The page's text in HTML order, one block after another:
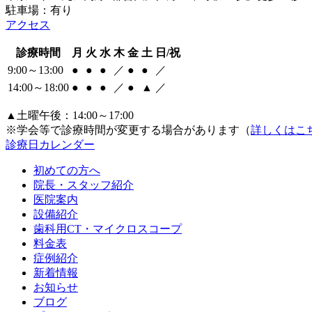
駐車場：有り
アクセス
診療時間 月 火 水 木 金 土 日/祝
9:00～13:00
● ● ● ／ ● ●
／
14:00～18:00 ● ● ● ／ ● ▲ ／
▲土曜午後：14:00～17:00
※学会等で診療時間が変更する場合があります（詳しくはこ
診療日カレンダー
初めての方へ
院長・スタッフ紹介
医院案内
設備紹介
歯科用CT・マイクロスコープ
料金表
症例紹介
新着情報
お知らせ
ブログ